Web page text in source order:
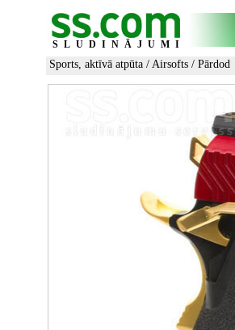
SLUDINĀJUMI
Sports, aktīvā atpūta / Airsofts / Pārdod